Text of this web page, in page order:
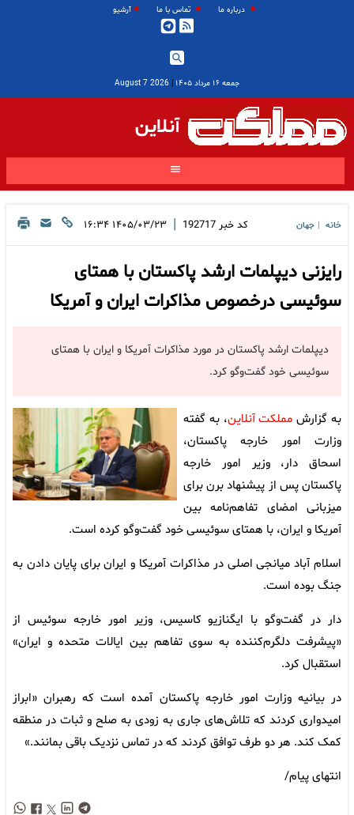
درباره ما تماس با ما آرشیو
جمعه ۱۶ مرداد ۱۴۰۵ |
2026 August 7
آنلاین
خانه جهان کد خبر 192717
| ۱۴۰۵/۰۳/۲۳ ۱۶:۳۴
رایزنی دیپلمات ارشد پاکستان با همتای
سوئیسی درخصوص مذاکرات ایران و آمریکا
دیپلمات ارشد پاکستان در مورد مذاکرات آمریکا و ایران با همتای
سوئیسی خود گفت‌و‌گو کرد.
به گزارش مملکت آنلاین، به گفته
وزارت امور خارجه پاکستان،
اسحاق دار، وزیر امور خارجه
پاکستان پس از پیشنهاد برن برای
میزبانی امضای تفاهم‌نامه بین
آمریکا و ایران، با همتای سوئیسی خود گفت‌و‌گو کرده است.
اسلام آباد میانجی اصلی در مذاکرات آمریکا و ایران برای پایان دادن به
جنگ بوده است.
دار در گفت‌و‌گو با ایگنازیو کاسیس، وزیر امور خارجه سوئیس از
«پیشرفت دلگرم‌کننده به سوی تفاهم بین ایالات متحده و ایران»
استقبال کرد.
در بیانیه وزارت امور خارجه پاکستان آمده است که رهبران «ابراز
امیدواری کردند که تلاش‌های جاری به زودی به صلح و ثبات در منطقه
کمک کند. هر دو طرف توافق کردند که در تماس نزدیک باقی بمانند.»
انتهای پیام/